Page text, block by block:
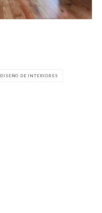
DISEÑO DE INTERIORES